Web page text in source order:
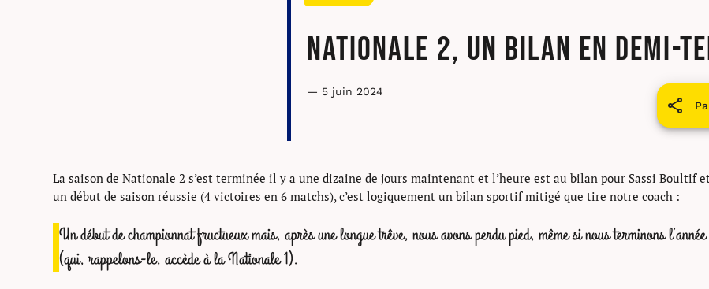
Nationale 2, un bilan en demi-
— 5 juin 2024
La saison de Nationale 2 s’est terminée il y a une dizaine de jours maintenant et l’heure est au bilan pour Sassi Boultif
un début de saison réussie (4 victoires en 6 matchs), c’est logiquement un bilan sportif mitigé que tire notre coach :
Un début de championnat fructueux mais, après une longue trêve, nous avons perdu pied, même si nous terminons
(qui, rappelons-le, accède à la Nationale 1).